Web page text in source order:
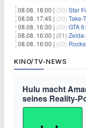
08.08. 18:00 | (00) Star
08.08. 17:45 | (00) Take-
08.08. 16:30 | (00) GTA 6:
08.08. 16:00 | (01) Zelda-
08.08. 16:00 | (00)
KINO/TV-NEWS
Hulu macht
seines Reality-